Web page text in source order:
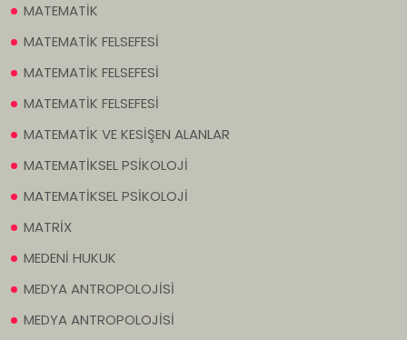
MATEMATİK
MATEMATİK FELSEFESİ
MATEMATİK FELSEFESİ
MATEMATİK FELSEFESİ
MATEMATİK VE KESİŞEN ALANLAR
MATEMATİKSEL PSİKOLOJİ
MATEMATİKSEL PSİKOLOJİ
MATRİX
MEDENİ HUKUK
MEDYA ANTROPOLOJİSİ
MEDYA ANTROPOLOJİSİ